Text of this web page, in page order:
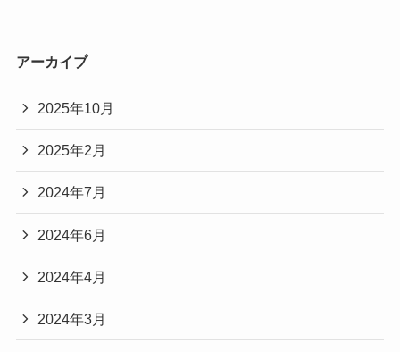
アーカイブ
2025年10月
2025年2月
2024年7月
2024年6月
2024年4月
2024年3月